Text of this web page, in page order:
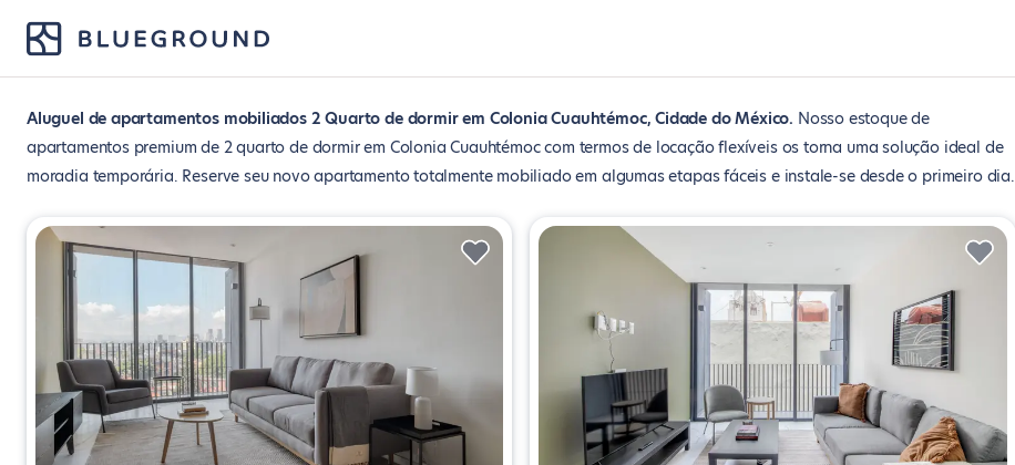
Aluguel de apartamentos mobiliados 2 Quarto de dormir em Colonia Cuauhtémoc, Cidade do México Nosso estoque de
apartamentos premium de 2 quarto de dormir em Colonia Cuauhtémoc com termos de locação flexíveis os torna uma solução ideal de
moradia temporária. Reserve seu novo apartamento totalmente mobiliado em algumas etapas fáceis e instale-se desde o primeiro dia.